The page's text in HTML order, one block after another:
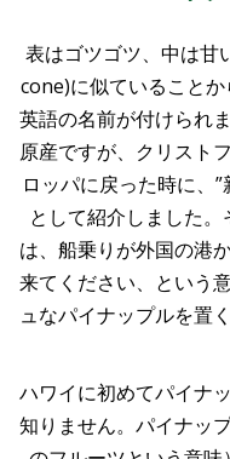
表はゴツゴツ、中は甘
cone)に似ていること
英語の名前が付けられ
原産ですが、クリスト
ロッパに戻った時に、
として紹介しました
は、船乗りが外国の港
来てください、という
ュなパイナップルを置
ハワイに初めてパイナ
知りません。パイナッ